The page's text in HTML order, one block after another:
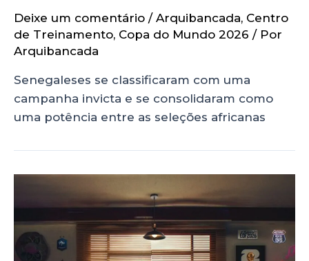
Deixe um comentário / Arquibancada, Centro
de Treinamento, Copa do Mundo 2026 / Por
Arquibancada
Senegaleses se classificaram com uma
campanha invicta e se consolidaram como
uma potência entre as seleções africanas